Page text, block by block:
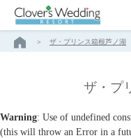
ザ・プリンス箱根芦ノ湖
ザ・プ
Warning: Use of undefined
(this will throw an Error in a